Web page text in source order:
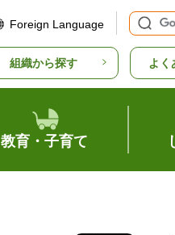
Foreign Language
組織から探す よく
教育・子育て